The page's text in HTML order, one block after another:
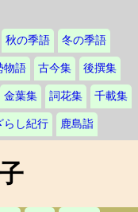
秋の季語 冬の季語
物語 古今集 後撰集
金葉集 詞花集 千載集
らし紀行 鹿島詣